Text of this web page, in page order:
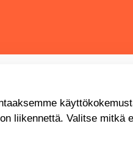
liikennettä. Valitse mitkä